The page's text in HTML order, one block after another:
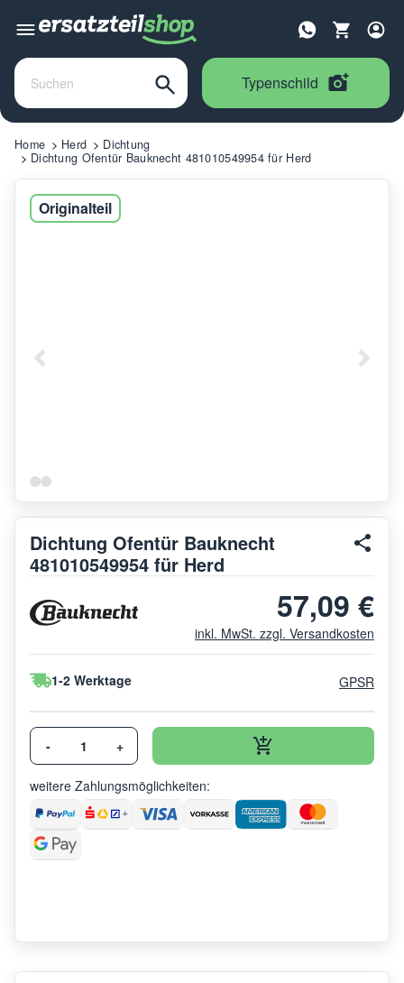
Typenschild
Home Herd
Dichtung
Dichtung Ofentür Bauknecht 481010549954 für Herd
Originalteil
Dichtung Ofentür Bauknecht
481010549954 für Herd
57,09 €
inkl. MwSt. zzgl. Versandkosten
1-2 Werktage GPSR
- +
weitere Zahlungsmöglichkeiten: